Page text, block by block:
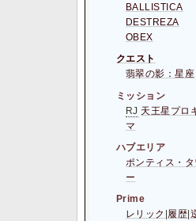
BALLISTICA
DESTREZA
OBEX
クエスト
翡翠の影：星座
ミッション
RJ 天王星プロ
マ
ハブエリア
ポンティス・タ
ー
Prime
レリック 履歴